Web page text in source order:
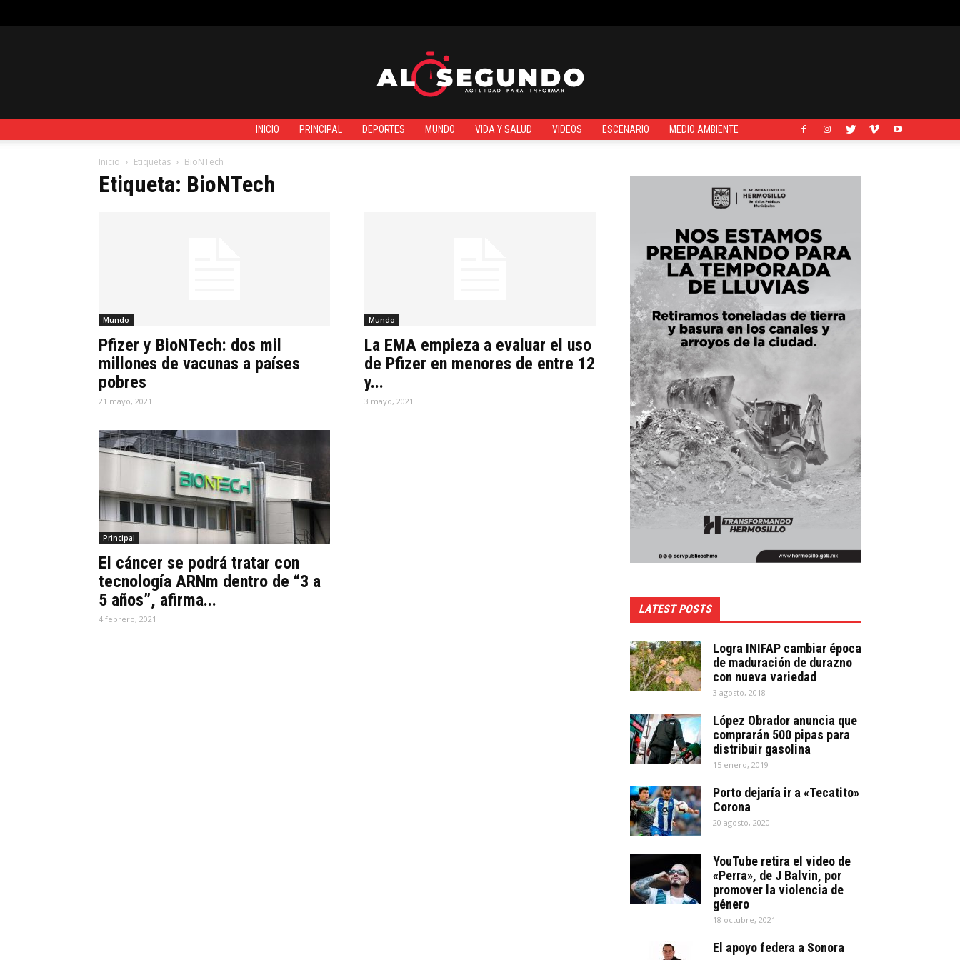
INICIO PRINCIPAL DEPORTES MUNDO VIDA Y SALUD VIDEOS ESCENARIO MEDIO AMBIENTE
Inicio Etiquetas BioNTech
Etiqueta: BioNTech
Mundo
Pfizer y BioNTech: dos mil
millones de vacunas a países
pobres
21 mayo, 2021
Mundo
La EMA empieza a evaluar el uso
de Pfizer en menores de entre 12
y...
3 mayo, 2021
Principal
El cáncer se podrá tratar con
tecnología ARNm dentro de “3 a
5 años”, afirma...
4 febrero, 2021
LATEST POSTS
Logra INIFAP cambiar época
de maduración de durazno
con nueva variedad
3 agosto, 2018
López Obrador anuncia que
comprarán 500 pipas para
distribuir gasolina
15 enero, 2019
Porto dejaría ir a «Tecatito»
Corona
20 agosto, 2020
YouTube retira el video de
«Perra», de J Balvin, por
promover la violencia de
género
18 octubre, 2021
El apoyo federa a Sonora